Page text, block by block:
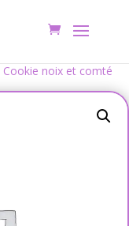
Cookie noix et comté